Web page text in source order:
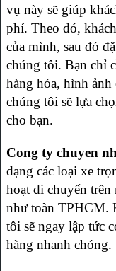
vụ này sẽ giúp
phí. Theo đó,
của mình, sau đó
chúng tôi. Bạn chỉ
hàng hóa, hình
chúng tôi sẽ lựa
cho bạn.
Cong ty chuyen
dạng các loại xe
hoạt di chuyển
như toàn TPHCM.
tôi sẽ ngay lập tức
hàng nhanh chóng.